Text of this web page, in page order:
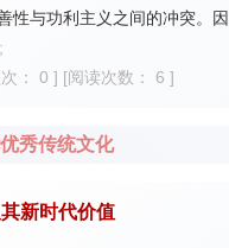
性与功利主义之间的冲突。
了“交相利”,所以孟子的“二
辨关联于人己之辨，所以孟
： 0 ] [阅读次数： 6 ]
秀传统文化
新时代价值